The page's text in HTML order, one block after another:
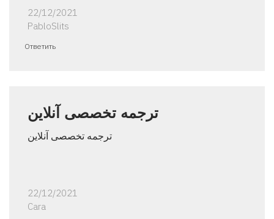
22/12/2021
PabloSlits
Ответить
ترجمه تخصصی آنلاین
ترجمه تخصصی آنلاین
22/12/2021
Cara